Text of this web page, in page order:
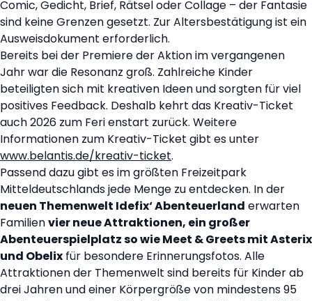
Comic, Gedicht, Brief, Rätsel oder Collage – der Fantasie
sind keine Grenzen gesetzt. Zur Altersbestätigung ist ein
Ausweisdokument erforderlich.
Bereits bei der Premiere der Aktion im vergangenen
Jahr war die Resonanz groß. Zahlreiche Kinder
beteiligten sich mit kreativen Ideen und sorgten für viel
positives Feedback. Deshalb kehrt das Kreativ-Ticket
auch 2026 zum Feri enstart zurück. Weitere
Informationen zum Kreativ-Ticket gibt es unter
www.belantis.de/kreativ-ticket.
Passend dazu gibt es im größten Freizeitpark
Mitteldeutschlands jede Menge zu entdecken. In der
neuen Themenwelt Idefix‘ Abenteuerland erwarten
Familienvier neue Attraktionen, ein großer
Abenteuerspielplatz so wie Meet & Greets mit Asterix
und Obelix für besondere Erinnerungsfotos. Alle
Attraktionen der Themenwelt sind bereits für Kinder ab
drei Jahren und einer Körpergröße von mindestens 95